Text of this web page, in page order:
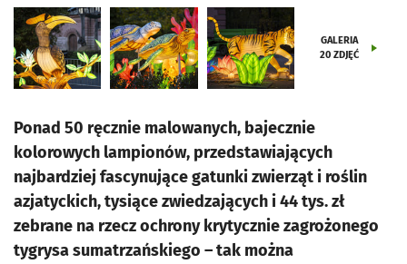
GALERIA
20 ZDJĘĆ
Ponad 50 ręcznie malowanych, bajecznie
kolorowych lampionów, przedstawiających
najbardziej fascynujące gatunki zwierząt i roślin
azjatyckich, tysiące zwiedzających i 44 tys. zł
zebrane na rzecz ochrony krytycznie zagrożonego
tygrysa sumatrzańskiego – tak można